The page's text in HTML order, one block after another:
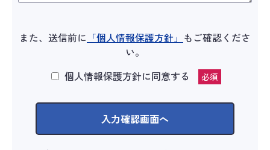
また、送信前に 「個人情報保護方針」 もご確認くださ
い。
個人情報保護方針に同意する
必須